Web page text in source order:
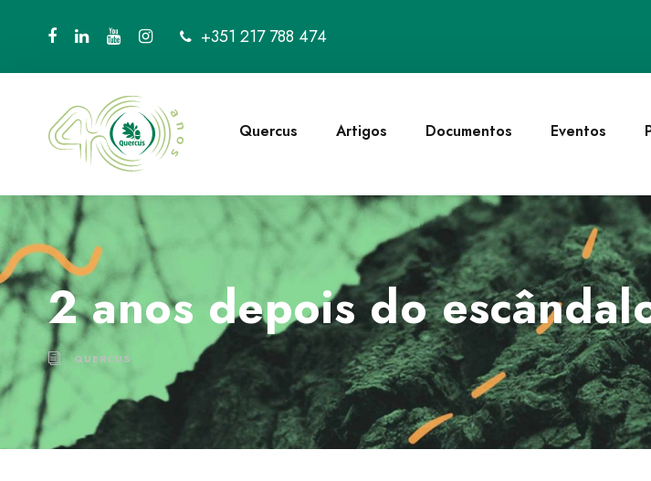
+351 217 788 474
Quercus Artigos Documentos Eventos
2 anos depois do
QUERCUS